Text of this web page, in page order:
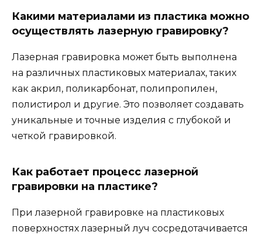
Какими материалами из пластика можно
осуществлять лазерную гравировку?
Лазерная гравировка может быть выполнена
на различных пластиковых материалах, таких
как акрил, поликарбонат, полипропилен,
полистирол и другие. Это позволяет создавать
уникальные и точные изделия с глубокой и
четкой гравировкой.
Как работает процесс лазерной
гравировки на пластике?
При лазерной гравировке на пластиковых
поверхностях лазерный луч сосредотачивается